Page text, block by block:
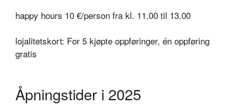
happy hours 10 €/person fra kl. 11.00 til 13.00
lojalitetskort: For 5 kjøpte oppføringer, én oppføring
gratis
Åpningstider i 2025